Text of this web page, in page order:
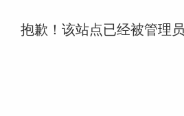
抱歉！该站点已经被管理